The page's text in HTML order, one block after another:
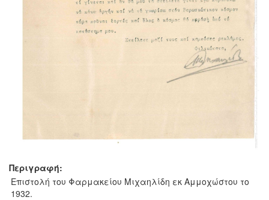
Περιγραφή:
Επιστολή του Φαρμακείου Μιχαηλίδη εκ Αμμοχώστου το
1932.